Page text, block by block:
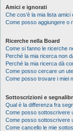
Amici e ignorati
Che cos’è la mia lista amici
Come posso aggiungere o
Ricerche nella Board
Come si fanno le ricerche
Perché la mia ricerca non
Perché la mia ricerca dà
Come posso cercare un
Come posso trovare i miei
Sottoscrizioni e
Qual è la differenza fra
Come posso sottoscrivere
Come posso sottoscrivere
Come cancello le mie